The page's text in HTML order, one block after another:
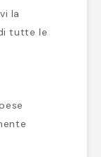
la
tutte le